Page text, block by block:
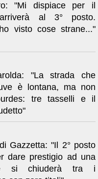
"Mi dispiace per il
al 3° posto.
visto cose strane..."
"La strada che
è lontana, ma non
tre tasselli e il
Gazzetta: "Il 2° posto
dare prestigio ad una
si chiuderà tra i